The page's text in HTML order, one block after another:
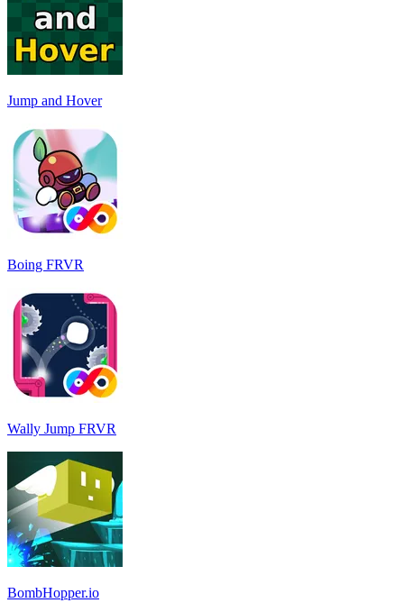
Jump and Hover
Boing FRVR
Wally Jump FRVR
BombHopper.io